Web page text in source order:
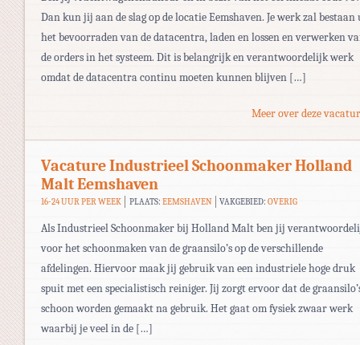
Dan kun jij aan de slag op de locatie Eemshaven. Je werk zal bestaan
het bevoorraden van de datacentra, laden en lossen en verwerken
de orders in het systeem. Dit is belangrijk en verantwoordelijk werk
omdat de datacentra continu moeten kunnen blijven […]
Meer over deze
Vacature Industrieel Schoonmaker Holland
Malt Eemshaven
16-24 UUR PER WEEK PLAATS: EEMSHAVEN VAKGEBIED:OVERIG
Als Industrieel Schoonmaker bij Holland Malt ben jij
voor het schoonmaken van de graansilo’s op de verschillende
afdelingen. Hiervoor maak jij gebruik van een industriele hoge druk
spuit met een specialistisch reiniger. Jij zorgt ervoor dat de
schoon worden gemaakt na gebruik. Het gaat om fysiek zwaar werk
waarbij je veel in de […]